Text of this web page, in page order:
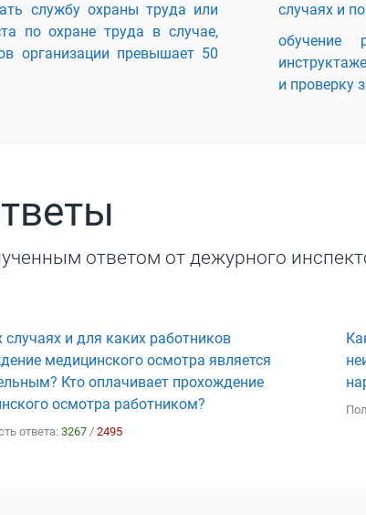
службу охраны труда или
по охране труда в случае,
организации превышает 50
случаях и
обучение
и проверку
ответом от дежурного
случаях и для каких работников
медицинского осмотра является
Кто оплачивает прохождение
осмотра работником?
ответа: 3267 / 2495